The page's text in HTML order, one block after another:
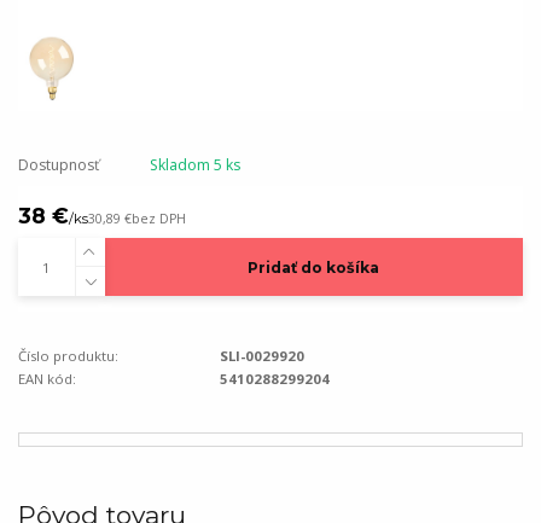
Dostupnosť Skladom 5 ks
38 €/ks30,89 €bez DPH
Pridať do košíka
Číslo produktu:
SLI-0029920
EAN kód:
5410288299204
Pôvod tovaru